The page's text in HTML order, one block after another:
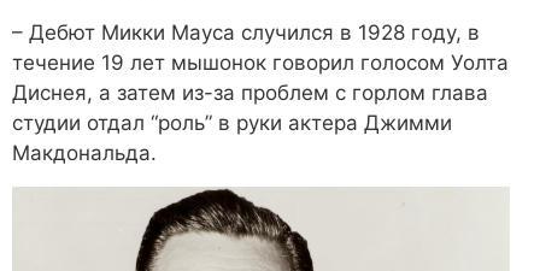
– Дебют Микки Мауса случился в 1928 году, в
течение 19 лет мышонок говорил голосом Уолта
Диснея, а затем из-за проблем с горлом глава
студии отдал “роль” в руки актера Джимми
Макдональда.